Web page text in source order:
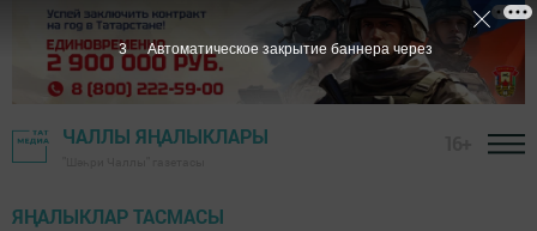
ЧАЛЛЫ ЯҢАЛЫКЛАРЫ
ЯҢАЛЫКЛАР ТАСМАСЫ
2 Автоматическое закрытие баннера через